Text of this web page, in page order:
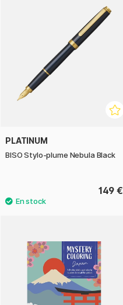
PLATINUM
BISO Stylo-plume Nebula Black
149 €